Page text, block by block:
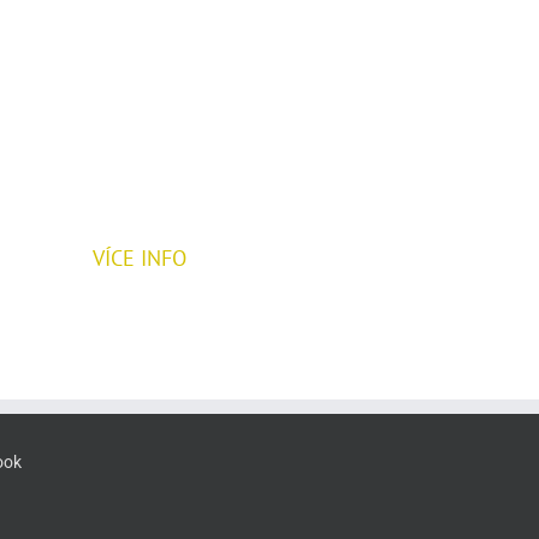
VÍCE INFO